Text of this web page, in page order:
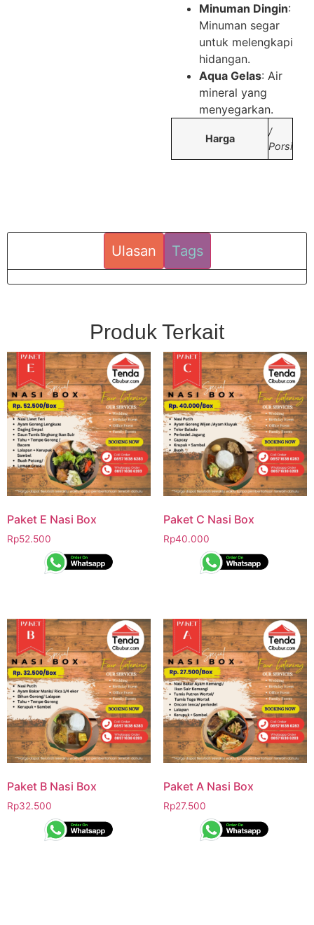
Minuman Dingin:
Minuman segar
untuk melengkapi
hidangan.
Aqua Gelas: Air
mineral yang
menyegarkan.
Harga
/
Porsi
Ulasan Tags
Produk Terkait
Paket E Nasi Box
Rp52.500
Paket C Nasi Box
Rp40.000
Paket B Nasi Box
Rp32.500
Paket A Nasi Box
Rp27.500